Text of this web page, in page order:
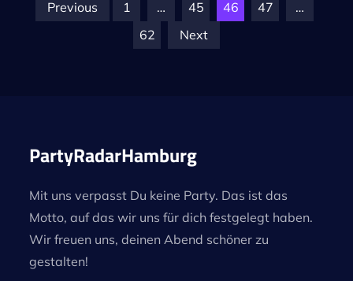
Posts
pagination
Previous 1 … 45 46 47
…
62
Next
PartyRadarHamburg
Mit uns verpasst Du keine Party. Das ist das
Motto, auf das wir uns für dich festgelegt haben.
Wir freuen uns, deinen Abend schöner zu
gestalten!